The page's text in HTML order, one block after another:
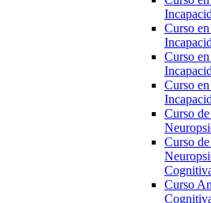
Curso
Curso
Curso
Curso
Curso
Curso